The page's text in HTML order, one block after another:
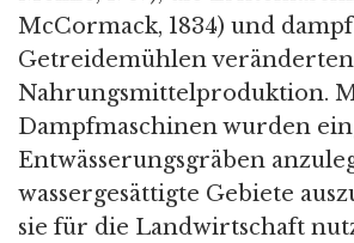
McCormack, 1834) und
Getreidemühlen
Nahrungsmittelproduktion.
Dampfmaschinen wurden
Entwässerungsgräben
wassergesättigte Gebiete
sie für die Landwirtschaft